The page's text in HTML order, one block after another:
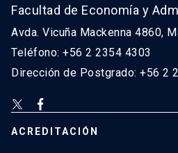
Facultad de Economía y
Avda. Vicuña Mackenna 4860,
Teléfono: +56 2 2354 4303
Dirección de Postgrado: +56 2
ACREDITACIÓN